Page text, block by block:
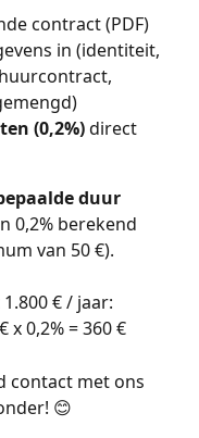
contract (PDF)
in (identiteit,
(0,2%) direct
duur
0,2% berekend
van 50 €).
€ / jaar:
x 0,2% = 360 €
contact met ons
😊